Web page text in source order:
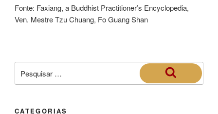
Fonte: Faxiang, a Buddhist Practitioner’s Encyclopedia,
Ven. Mestre Tzu Chuang, Fo Guang Shan
CATEGORIAS